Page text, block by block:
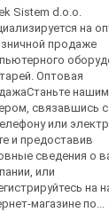
Sistem d.o.o.
на
продаже
Оптовая
нашим
связавшись
или
и предоставив
сведения о
или
на
магазине по...